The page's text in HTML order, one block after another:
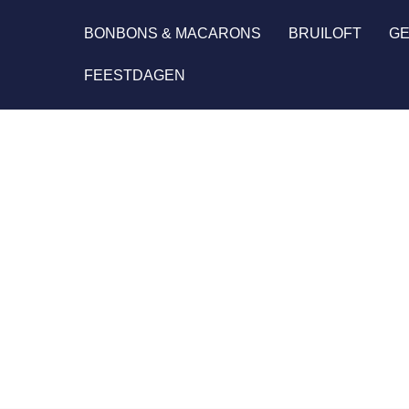
BONBONS & MACARONS BRUILOFT
FEESTDAGEN